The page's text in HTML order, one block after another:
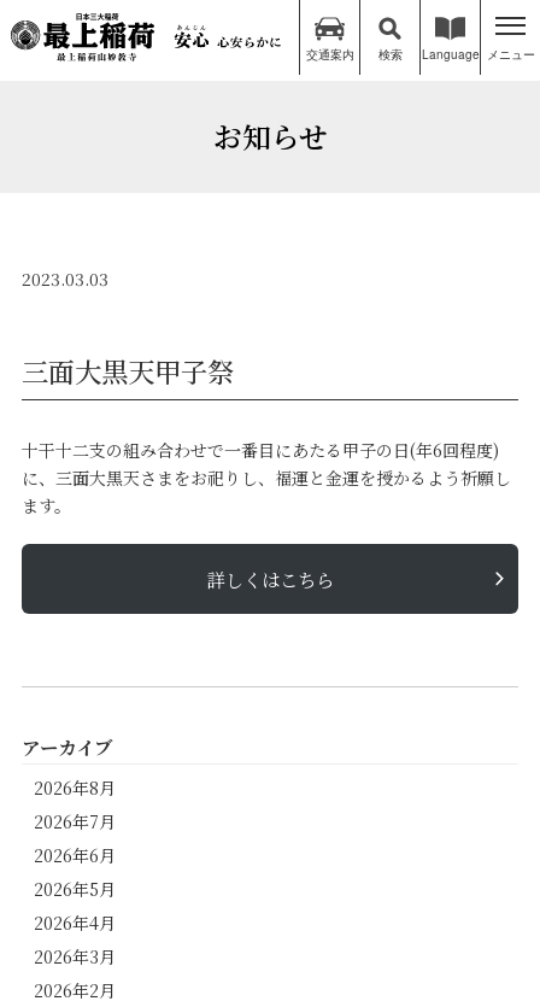
交通案内 検索 Language メニュー
お知らせ
2023.03.03
三面大黒天甲子祭
十干十二支の組み合わせで一番目にあたる甲子の日(年6回程度)
に、三面大黒天さまをお祀りし、福運と金運を授かるよう祈願し
ます。
詳しくはこちら
アーカイブ
2026年8月
2026年7月
2026年6月
2026年5月
2026年4月
2026年3月
2026年2月